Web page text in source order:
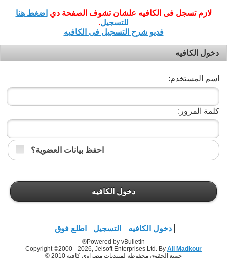
لازم تسجل فى الكافيه علشان تشوف الصفحة دي اضغط هنا
للتسجيل.
فديو شرح التسجيل فى الكافيه
دخول الكافيه
اسم المستخدم:
كلمة المرور:
احفظ بيانات العضوية؟
دخول الكافيه
دخول الكافيه التسجيل اطلع فوق
Powered by vBulletin®
Copyright ©2000 - 2026, Jelsoft Enterprises Ltd. By Ali Madkour
جميع الحقوق محفوظة لمنتديات مصراوي كافيه 2010 ©